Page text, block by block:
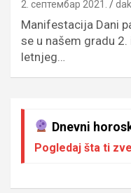
2. септембар 2021.
Manifestacija Dani
se u našem gradu
letnjeg…
Dnevni
Pogledaj šta ti